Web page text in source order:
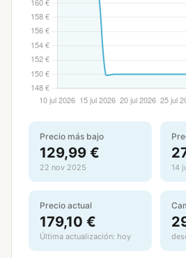
Precio más bajo
129,99 €
22 nov 2025 14
Precio actual
179,10 €
Última actualización: hoy